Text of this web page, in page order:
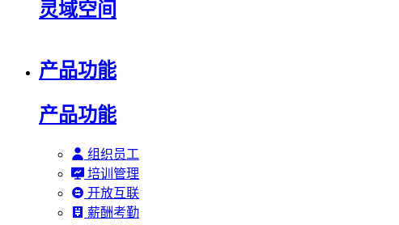
灵域空间
产品功能
产品功能
组织员工
培训管理
开放互联
薪酬考勤